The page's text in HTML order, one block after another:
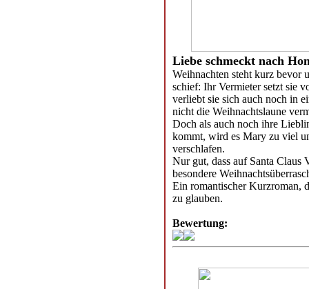
Liebe schmeckt nach
Weihnachten steht kurz bevor
schief: Ihr Vermieter setzt sie
verliebt sie sich auch noch in
nicht die Weihnachtslaune
Doch als auch noch ihre
kommt, wird es Mary zu viel
verschlafen.
Nur gut, dass auf Santa Claus
besondere
Ein romantischer Kurzroman,
zu glauben.
Bewertung: